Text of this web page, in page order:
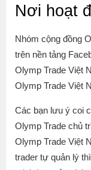
Nơi hoạt
Nhóm cộng đồng
trên nền tảng
Olymp Trade Việt
Olymp Trade Việt
Các bạn lưu ý coi
Olymp Trade chủ
Olymp Trade Việt
trader tự quản lý